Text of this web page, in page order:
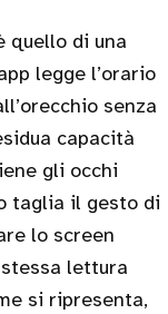
quello di una
legge l’orario
senza
capacità
gli occhi
taglia il gesto di
lo screen
lettura
si ripresenta,